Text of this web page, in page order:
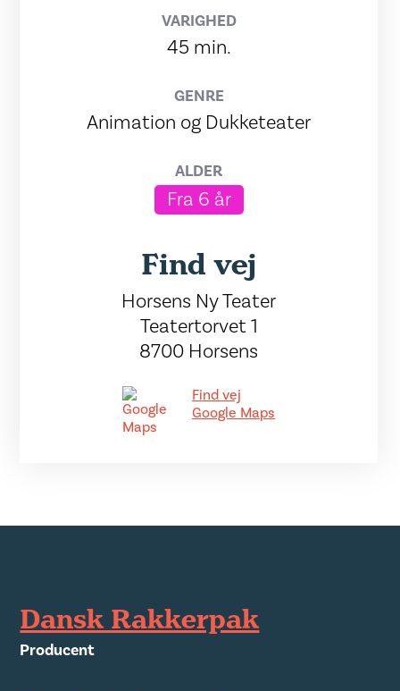
VARIGHED
45 min.
GENRE
Animation og Dukketeater
ALDER
Fra 6 år
Find vej
Horsens Ny Teater
Teatertorvet 1
8700 Horsens
Find vej
Google Maps
Dansk Rakkerpak
Producent